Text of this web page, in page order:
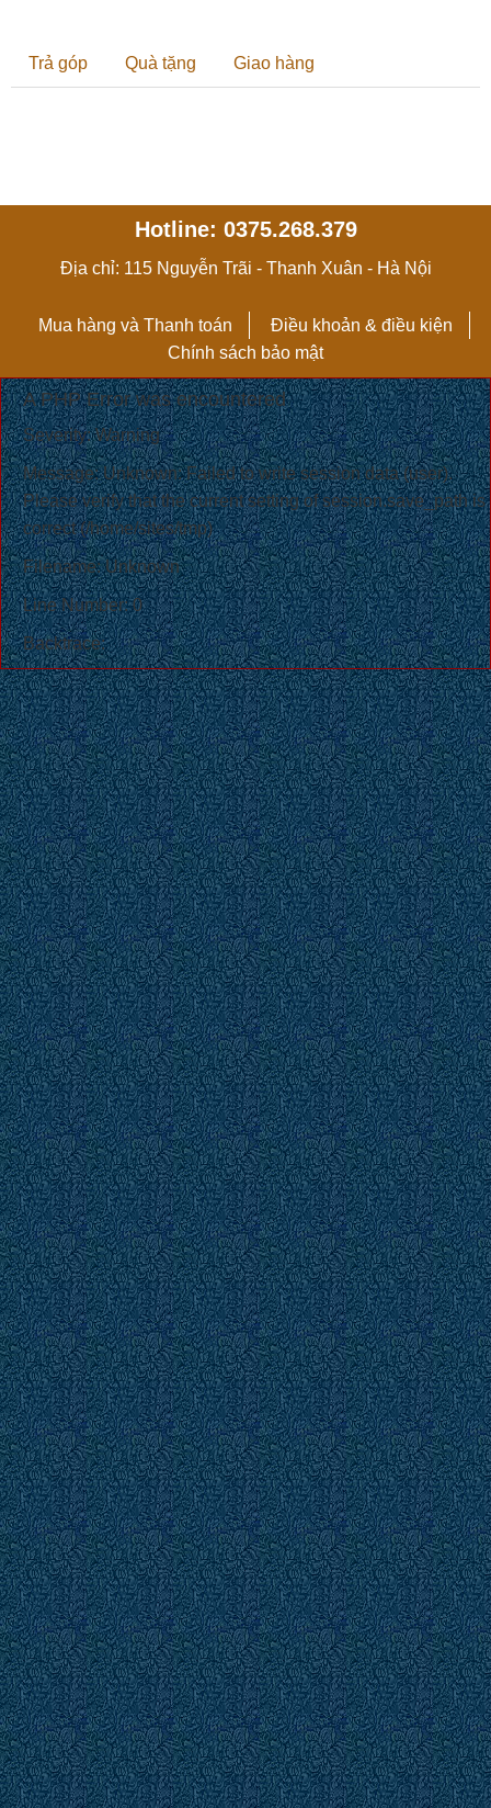
Trả góp Quà tặng Giao hàng
Hotline: 0375.268.379
Địa chỉ: 115 Nguyễn Trãi - Thanh Xuân - Hà Nội
Mua hàng và Thanh toán
Điều khoản & điều kiện
Chính sách bảo mật
A PHP Error was encountered
Severity: Warning
Message: Unknown: Failed to write session data (user).
Please verify that the current setting of session.save_path is
correct (/home/sites/tmp)
Filename: Unknown
Line Number: 0
Backtrace: